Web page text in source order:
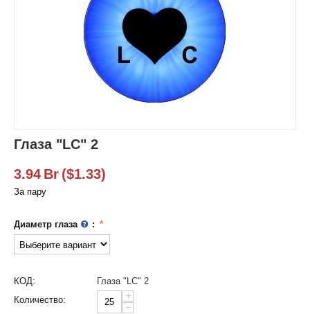
Глаза "LC" 2
3.94 Br ($1.33)
За пару
Диаметр глаза :
КОД:
Глаза "LC" 2
Количество:
+
−